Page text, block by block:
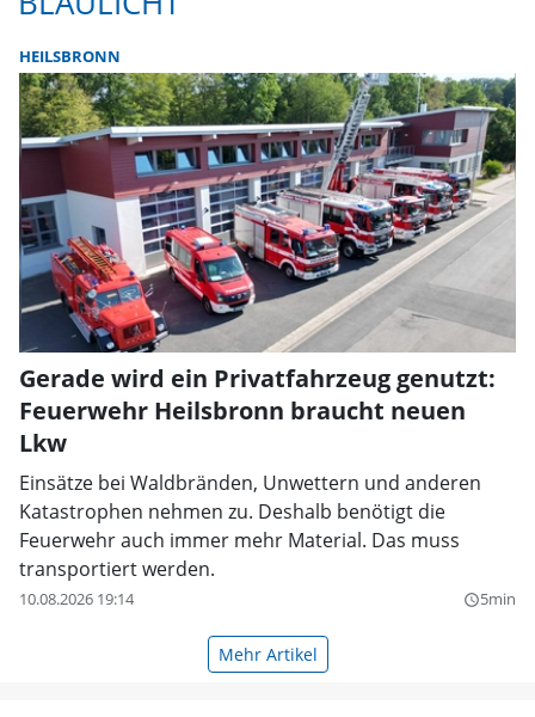
HEILSBRONN
Gerade wird ein Privatfahrzeug genutzt:
Feuerwehr Heilsbronn braucht neuen
Lkw
Einsätze bei Waldbränden, Unwettern und anderen
Katastrophen nehmen zu. Deshalb benötigt die
Feuerwehr auch immer mehr Material. Das muss
transportiert werden.
10.08.2026 19:14 query_builder5min
Mehr Artikel